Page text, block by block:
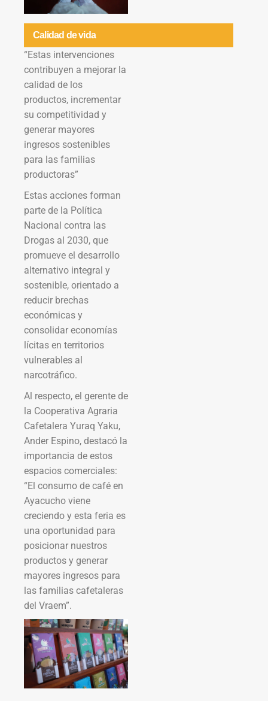
Calidad de vida
“Estas intervenciones
contribuyen a mejorar la
calidad de los
productos, incrementar
su competitividad y
generar mayores
ingresos sostenibles
para las familias
productoras”
Estas acciones forman
parte de la Política
Nacional contra las
Drogas al 2030, que
promueve el desarrollo
alternativo integral y
sostenible, orientado a
reducir brechas
económicas y
consolidar economías
lícitas en territorios
vulnerables al
narcotráfico.
Al respecto, el gerente de
la Cooperativa Agraria
Cafetalera Yuraq Yaku,
Ander Espino, destacó la
importancia de estos
espacios comerciales:
“El consumo de café en
Ayacucho viene
creciendo y esta feria es
una oportunidad para
posicionar nuestros
productos y generar
mayores ingresos para
las familias cafetaleras
del Vraem”.